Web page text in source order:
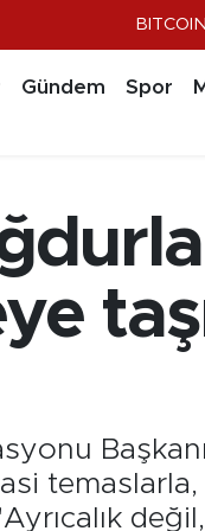
BITCOIN
Gündem Spor